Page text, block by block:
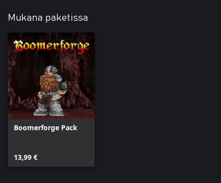
Mukana paketissa
Boomerforge Pack
13,99 €